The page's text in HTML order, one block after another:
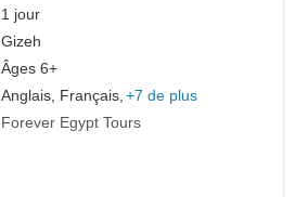
1 jour
Gizeh
Âges 6+
Anglais, Français, +7 de plus
Forever Egypt Tours